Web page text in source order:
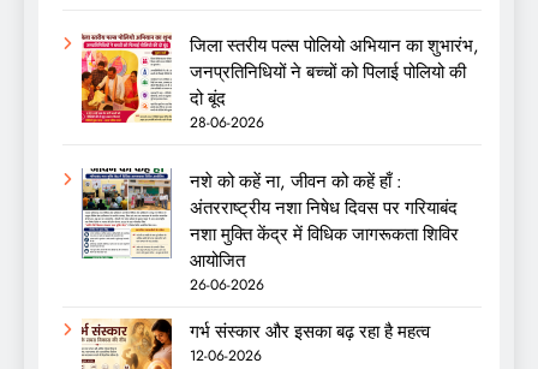
जिला स्तरीय पल्स पोलियो अभियान का शुभारंभ,
जनप्रतिनिधियों ने बच्चों को पिलाई पोलियो की
दो बूंद
28-06-2026
नशे को कहें ना, जीवन को कहें हाँ :
अंतरराष्ट्रीय नशा निषेध दिवस पर गरियाबंद
नशा मुक्ति केंद्र में विधिक जागरूकता शिविर
आयोजित
26-06-2026
गर्भ संस्कार और इसका बढ़ रहा है महत्व
12-06-2026